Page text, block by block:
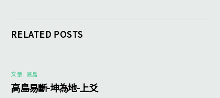
RELATED POSTS
文章 高島
高島易斷-坤為地-上爻